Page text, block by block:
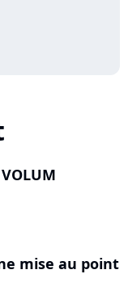
mise au point